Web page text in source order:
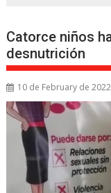
Catorce niños
desnutrición
10 de February de 2022